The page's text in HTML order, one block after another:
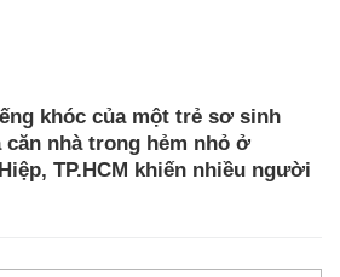
khóc của một trẻ sơ sinh
nhà trong hẻm nhỏ ở
TP.HCM khiến nhiều người